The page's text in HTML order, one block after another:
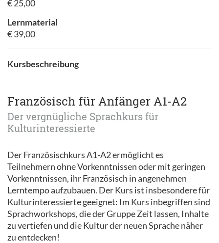
Kursbeschreibung
Französisch für Anfänger A1-A2
Der vergnügliche Sprachkurs für
Kulturinteressierte
Der Französischkurs A1-A2 ermöglicht es
Teilnehmern ohne Vorkenntnissen oder mit geringen
Vorkenntnissen, ihr Französisch in angenehmen
Lerntempo aufzubauen. Der Kurs ist insbesondere für
Kulturinteressierte geeignet: Im Kurs inbegriffen sind
Sprachworkshops, die der Gruppe Zeit lassen, Inhalte
zu vertiefen und die Kultur der neuen Sprache näher
zu entdecken!
€ 25,00
Lernmaterial
€ 39,00